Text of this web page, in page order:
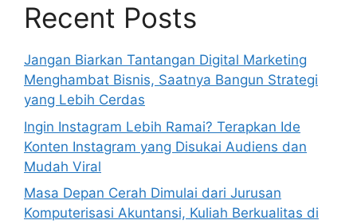
Recent Posts
Jangan Biarkan Tantangan Digital Marketing
Menghambat Bisnis, Saatnya Bangun Strategi
yang Lebih Cerdas
Ingin Instagram Lebih Ramai? Terapkan Ide
Konten Instagram yang Disukai Audiens dan
Mudah Viral
Masa Depan Cerah Dimulai dari Jurusan
Komputerisasi Akuntansi, Kuliah Berkualitas di